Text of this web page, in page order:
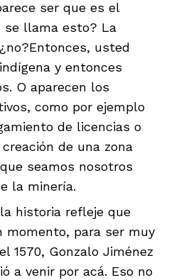
ser que es el
se llama esto? La
usted
y entonces
O aparecen los
como por ejemplo
de licencias o
de una zona
seamos nosotros
la minería.
historia refleje que
momento, para ser muy
1570, Gonzalo Jiménez
a venir por acá. Eso no